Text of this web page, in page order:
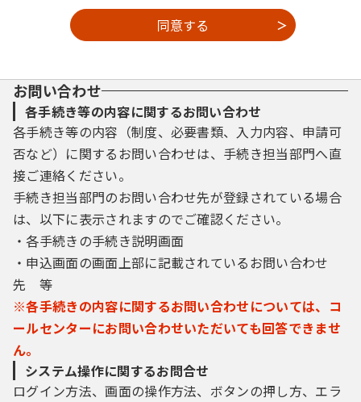
行うためには、この規約に同意することが必
要です。このことを前提に、構成団体は本シ
みなします。何らかの理由によりこの規約に
同意することができない場合は、本システム
を利用することができません。なお、閲覧の
みについても、この規約に同意したものとみ
なします。
３ 利用者ＩＤ・パスワード等の登録・変更
及び削除
利用者登録を行うことができるものとしま
す。
（１）利用者登録を行う際は、利用者ＩＤ、
パスワード、氏名、住所、その他の必要な事
お問い合わせ
各手続き等の内容に関するお問い合わせ
各手続き等の内容（制度、必要書類、入力内容、申請可
否など）に関するお問い合わせは、手続き担当部門へ直
接ご連絡ください。
手続き担当部門のお問い合わせ先が登録されている場合
は、以下に表示されますのでご確認ください。
・各手続きの手続き説明画面
・申込画面の画面上部に記載されているお問い合わせ
先 等
※各手続きの内容に関するお問い合わせについては、コ
ールセンターにお問い合わせいただいても回答できませ
ん。
システム操作に関するお問合せ
ログイン方法、画面の操作方法、ボタンの押し方、エラ